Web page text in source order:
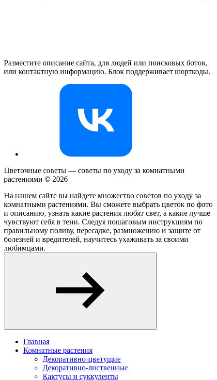
Разместите описание сайта, для людей или поисковых ботов,
или контактную информацию. Блок поддерживает шорткоды.
Цветочные советы — советы по уходу за комнатными
растениями © 2026
На нашем сайте вы найдете множество советов по уходу за
комнатными растениями. Вы сможете выбрать цветок по фото
и описанию, узнать какие растения любят свет, а какие лучше
чувствуют себя в тени. Следуя пошаговым инструкциям по
правильному поливу, пересадке, размножению и защите от
болезней и вредителей, научитесь ухаживать за своими
любимцами.
Главная
Комнатные растения
Декоративно-цветущие
Декоративно-лиственные
Кактусы и суккуленты